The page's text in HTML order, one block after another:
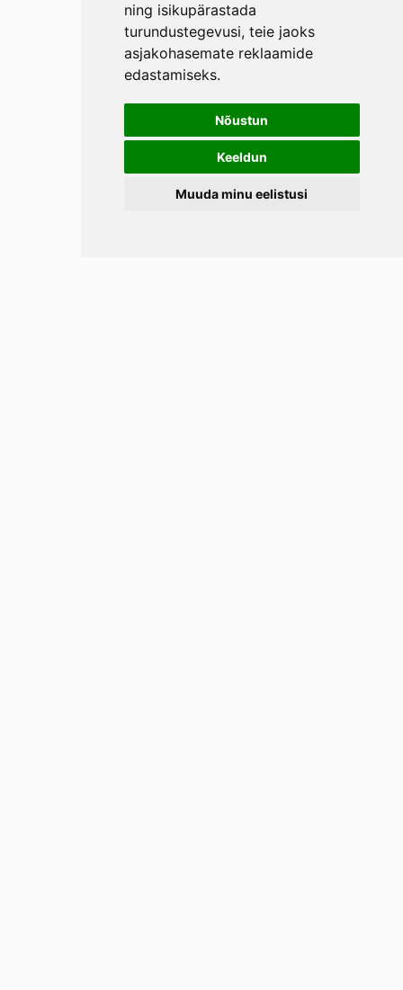
ning isikupärastada
turundustegevusi, teie jaoks
asjakohasemate reklaamide
edastamiseks.
Nõustun
Keeldun
Muuda minu eelistusi